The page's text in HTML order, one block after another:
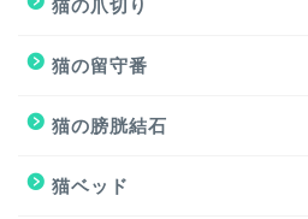
猫の爪切り
猫の留守番
猫の膀胱結石
猫ベッド